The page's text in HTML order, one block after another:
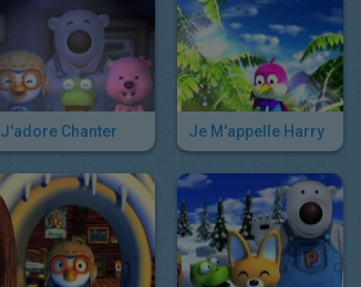
J'adore Chanter Je M'appelle Harry